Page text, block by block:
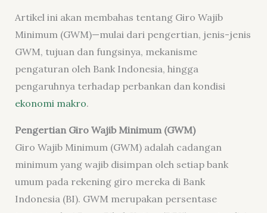
Artikel ini akan membahas tentang Giro Wajib
Minimum (GWM)—mulai dari pengertian, jenis-jenis
GWM, tujuan dan fungsinya, mekanisme
pengaturan oleh Bank Indonesia, hingga
pengaruhnya terhadap perbankan dan kondisi
ekonomi makro.
Pengertian Giro Wajib Minimum (GWM)
Giro Wajib Minimum (GWM) adalah cadangan
minimum yang wajib disimpan oleh setiap bank
umum pada rekening giro mereka di Bank
Indonesia (BI). GWM merupakan persentase